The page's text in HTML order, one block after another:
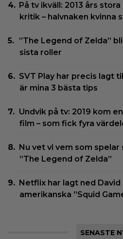
På tv ikväll: 2013 års
kritik – halvnaken kvinna
”The Legend of Zelda”
sista roller
SVT Play har precis lagt
är mina 3 bästa tips
Undvik på tv: 2019 kom
film – som fick fyra
Nu vet vi vem som
”The Legend of Zelda”
Netflix har lagt ned David
amerikanska ”Squid
SENASTE